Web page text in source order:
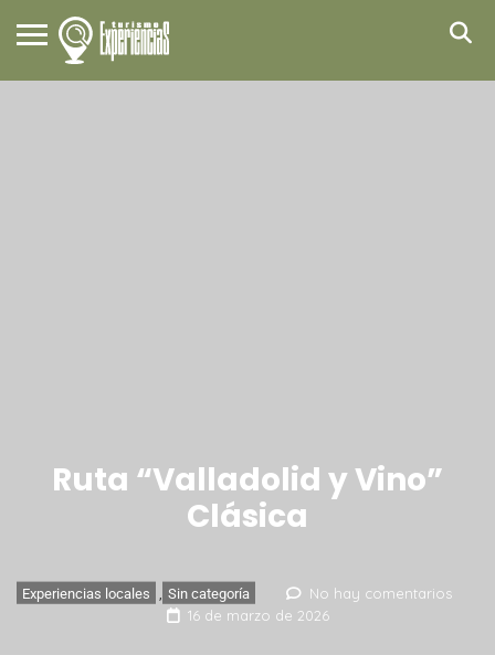
Ruta “Valladolid y Vino”
Clásica
Experiencias locales Sin categoría
No hay comentarios
16 de marzo de 2026